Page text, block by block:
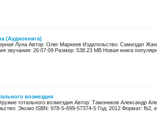
(Аудиокнига)
Луна Автор: Олег Маркеев Издательство: Самиздат
звучания: 26:07:09 Размер: 538.23 MB Новая книга
возмездия
тотального возмездия Автор: Тамоников Александр
Эксмо ISBN: 978-5-699-57374-5 Год: 2012 Формат: fb2,